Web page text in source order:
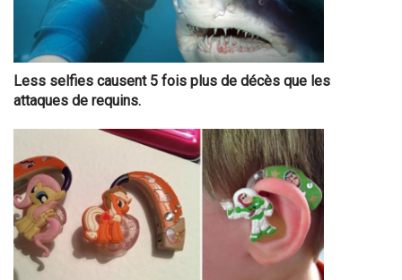
Less selfies causent 5 fois plus de décès que les
attaques de requins.